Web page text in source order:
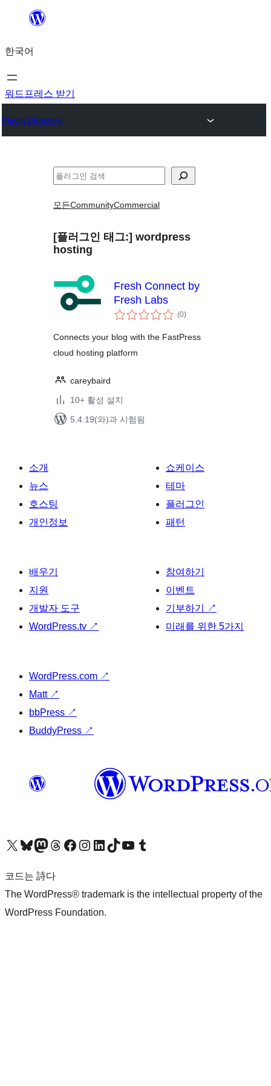
츠
로
바
가
한국어
워드프레스 받기
Plugin Directory
검
모든CommunityCommercial
[플러그인 태그:] wordpress
hosting
Fresh Connect by
Fresh Labs
(0전
체
점
)
Connects your blog with the FastPress
cloud hosting platform
careybaird
10+ 활성 설치
5.4.19(와)과 시험됨
소개
뉴스
호스팅
개인정보
쇼케이스
테마
플러그인
패턴
배우기
지원
개발자 도구
WordPress.tv ↗
참여하기
이벤트
기부하기
↗
미래를 위한 5가지
WordPress.com ↗
Matt ↗
bbPress ↗
BuddyPress ↗
X(이전 트위터) 계정 방문하기블루스카이 계정 방문하기마스토돈 계정 방문하기스레드 계정 방문하기 페이스북 페이지 방문하기인스타그램 계정 방문하기 LinkedIn 계정 방문하기틱톡 계정 방문하기유튜브 채널 방문하기 텀블러 계정 방문하기
코드는 詩다
The WordPress® trademark is the intellectual property of the
WordPress Foundation.